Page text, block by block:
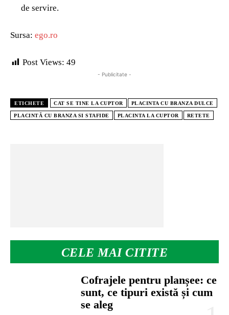
CELE MAI CITITE
Cofrajele pentru planșee: ce
sunt, ce tipuri există și cum
se aleg
de servire.
Sursa: ego.ro
Post Views: 49
- Publicitate -
ETICHETE CAT SE TINE LA CUPTOR PLACINTA CU BRANZA DULCE
PLACINTĂ CU BRANZA SI STAFIDE PLACINTA LA CUPTOR RETETE